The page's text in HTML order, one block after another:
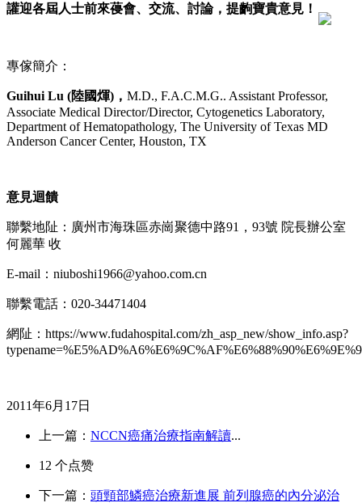
讙迎各屆人士前來葠會、交流、討論，提齣寶貴意見！
專傢簡介：
Guihui Lu (陸國煇) ， M.D., F.A.C.M.G.. Assistant Professor,
Associate Medical Director/Director, Cytogenetics Laboratory,
Department of Hematopathology, The University of Texas MD
Anderson Cancer Center, Houston, TX
意見迴饋
聯繫地阯：廣州市海珠區赤崗聚德中路91，93號 院長辦公室
何麗華 收
E-mail：niuboshi1966@yahoo.com.cn
聯繫電話：020-34471404
網阯：https://www.fudahospital.com/zh_asp_new/show_info.asp?
2011年6月17日
上一篇： NCCN癌痛治療指南解讀...
12 个点赞
下一篇： 頭頸部鱗癌治療新進展 前列腺癌的內分泌治